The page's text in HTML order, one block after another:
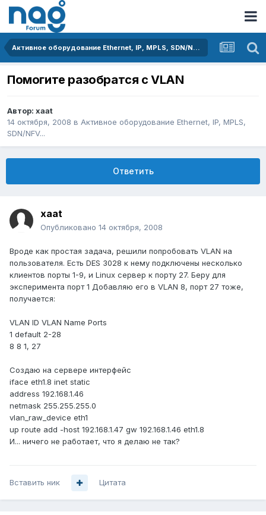
Активное оборудование Ethernet, IP, MPLS, SDN/NFV...
Помогите разобратся с VLAN
Автор: xaat
14 октября, 2008 в Активное оборудование Ethernet, IP, MPLS,
SDN/NFV...
Ответить
xaat
Опубликовано 14 октября, 2008
Вроде как простая задача, решили попробовать VLAN на
пользователя. Есть DES 3028 к нему подключены несколько
клиентов порты 1-9, и Linux сервер к порту 27. Беру для
эксперимента порт 1 Добавляю его в VLAN 8, порт 27 тоже,
получается:
VLAN ID VLAN Name Ports
1 default 2-28
8 8 1, 27
Создаю на сервере интерфейс
iface eth1.8 inet static
address 192.168.1.46
netmask 255.255.255.0
vlan_raw_device eth1
up route add -host 192.168.1.47 gw 192.168.1.46 eth1.8
И... ничего не работает, что я делаю не так?
Вставить ник Цитата